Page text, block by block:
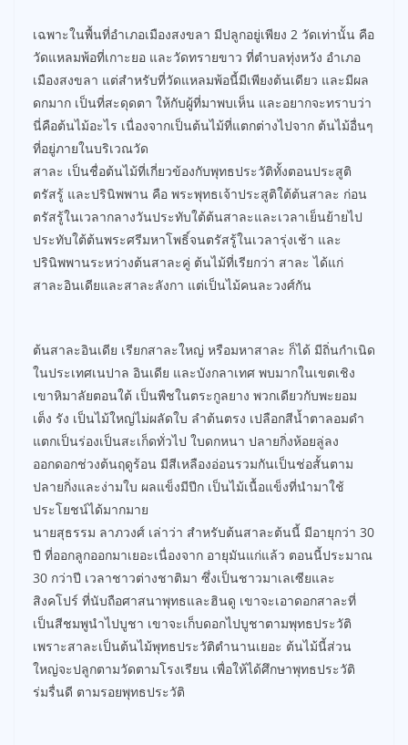
เฉพาะในพื้นที่อำเภอเมืองสงขลา มีปลูกอยู่เพียง 2 วัดเท่านั้น คือ
วัดแหลมพ้อที่เกาะยอ และวัดทรายขาว ที่ตำบลทุ่งหวัง อำเภอ
เมืองสงขลา แต่สำหรับที่วัดแหลมพ้อนี้มีเพียงต้นเดียว และมีผล
ดกมาก เป็นที่สะดุดตา ให้กับผู้ที่มาพบเห็น และอยากจะทราบว่า
นี่คือต้นไม้อะไร เนื่องจากเป็นต้นไม้ที่แตกต่างไปจาก ต้นไม้อื่นๆ
ที่อยู่ภายในบริเวณวัด
สาละ เป็นชื่อต้นไม้ที่เกี่ยวข้องกับพุทธประวัติทั้งตอนประสูติ
ตรัสรู้ และปรินิพพาน คือ พระพุทธเจ้าประสูติใต้ต้นสาละ ก่อน
ตรัสรู้ในเวลากลางวันประทับใต้ต้นสาละและเวลาเย็นย้ายไป
ประทับใต้ต้นพระศรีมหาโพธิ์จนตรัสรู้ในเวลารุ่งเช้า และ
ปรินิพพานระหว่างต้นสาละคู่ ต้นไม้ที่เรียกว่า สาละ ได้แก่
สาละอินเดียและสาละลังกา แต่เป็นไม้คนละวงศ์กัน
ต้นสาละอินเดีย เรียกสาละใหญ่ หรือมหาสาละ ก็ได้ มีถิ่นกำเนิด
ในประเทศเนปาล อินเดีย และบังกลาเทศ พบมากในเขตเชิง
เขาหิมาลัยตอนใต้ เป็นพืชในตระกูลยาง พวกเดียวกับพะยอม
เต็ง รัง เป็นไม้ใหญ่ไม่ผลัดใบ ลำต้นตรง เปลือกสีน้ำตาลอมดำ
แตกเป็นร่องเป็นสะเก็ดทั่วไป ใบดกหนา ปลายกิ่งห้อยลู่ลง
ออกดอกช่วงต้นฤดูร้อน มีสีเหลืองอ่อนรวมกันเป็นช่อสั้นตาม
ปลายกิ่งและง่ามใบ ผลแข็งมีปีก เป็นไม้เนื้อแข็งที่นำมาใช้
ประโยชน์ได้มากมาย
นายสุธรรม ลาภวงศ์ เล่าว่า สำหรับต้นสาละต้นนี้ มีอายุกว่า 30
ปี ที่ออกลูกออกมาเยอะเนื่องจาก อายุมันแก่แล้ว ตอนนี้ประมาณ
30 กว่าปี เวลาชาวต่างชาติมา ซึ่งเป็นชาวมาเลเซียและ
สิงคโปร์ ที่นับถือศาสนาพุทธและฮินดู เขาจะเอาดอกสาละที่
เป็นสีชมพูนำไปบูชา เขาจะเก็บดอกไปบูชาตามพุทธประวัติ
เพราะสาละเป็นต้นไม้พุทธประวัติตำนานเยอะ ต้นไม้นี้ส่วน
ใหญ่จะปลูกตามวัดตามโรงเรียน เพื่อให้ได้ศึกษาพุทธประวัติ
ร่มรื่นดี ตามรอยพุทธประวัติ